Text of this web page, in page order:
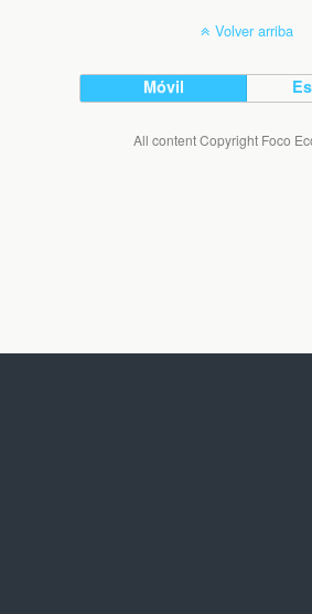
Volver arriba
Móvil
All content Copyright Foco